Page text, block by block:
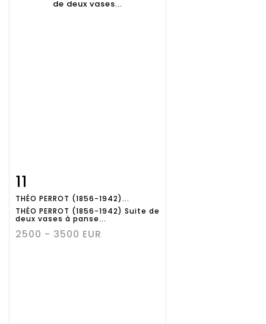
détaillée
11
THÉO PERROT (1856-1942)...
THÉO PERROT (1856-1942) Suite de
deux vases à panse...
2500 - 3500 EUR